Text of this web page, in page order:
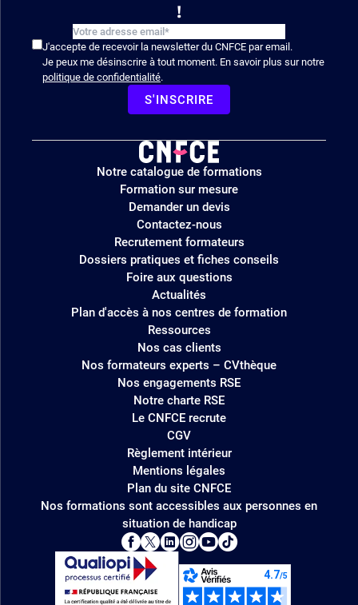
!
J'accepte de recevoir la newsletter du CNFCE par email.
Je peux me désinscrire à tout moment. En savoir plus sur notre
politique de confidentialité.
S'INSCRIRE
Logo
site
Notre catalogue de formations
Formation sur mesure
Demander un devis
Contactez-nous
Recrutement formateurs
Dossiers pratiques et fiches conseils
Foire aux questions
Actualités
Plan d'accès à nos centres de formation
Ressources
Nos cas clients
Nos formateurs experts – CVthèque
Nos engagements RSE
Notre charte RSE
Le CNFCE recrute
CGV
Règlement intérieur
Mentions légales
Plan du site CNFCE
Nos formations sont accessibles aux personnes en
situation de handicap